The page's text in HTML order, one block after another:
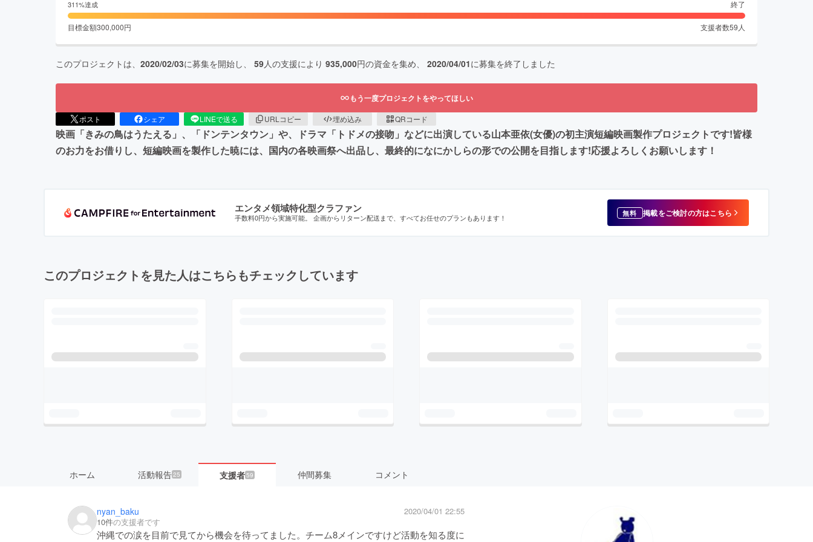
311%達成 終了
目標金額300,000円 支援者数59 人
このプロジェクトは、 2020/02/03に募集を開始し、 59人の支援により 935,000円の資金を集め、 2020/04/01に募集を終了しました
もう一度プロジェクトをやってほしい
ポスト シェア LINEで送る URLコピー 埋め込み QRコード
映画「きみの鳥はうたえる」、「ドンテンタウン」や、ドラマ「トドメの接吻」などに出演している山本亜依(女優)の初主演短編映画製作プロジェクトです!皆様
のお力をお借りし、短編映画を製作した暁には、国内の各映画祭へ出品し、最終的になにかしらの形での公開を目指します!応援よろしくお願いします！
エンタメ領域特化型クラファン
手数料0円から実施可能。 企画からリターン配送まで、すべてお任せのプランもあります！ 無料 掲載をご検討の方はこちら
このプロジェクトを見た人はこちらもチェックしています
ホーム 活動報告25 支援者59 仲間募集 コメント
nyan_baku
2020/04/01 22:55
10件の支援者です
沖縄での涙を目前で見てから機会を待ってました。チーム8メインですけど活動を知る度に